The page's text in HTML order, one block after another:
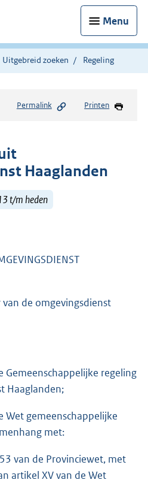
Menu
Uitgebreid zoeken Regeling
Permalink Printen
Haaglanden
t/m heden
de omgevingsdienst
Gemeenschappelijke regeling
Haaglanden;
Wet gemeenschappelijke
met:
van de Provinciewet, met
artikel XV van de Wet